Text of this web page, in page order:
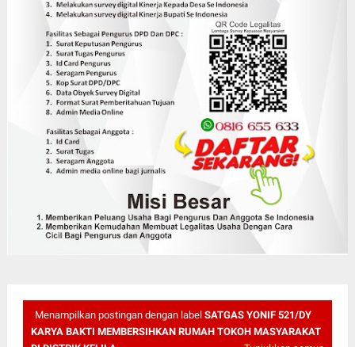
Menampilkan postingan dengan label SATGAS YONIF 521/DY
KARYA BAKTI MEMBERSIHKAN RUMAH TOKOH MASYARAKAT